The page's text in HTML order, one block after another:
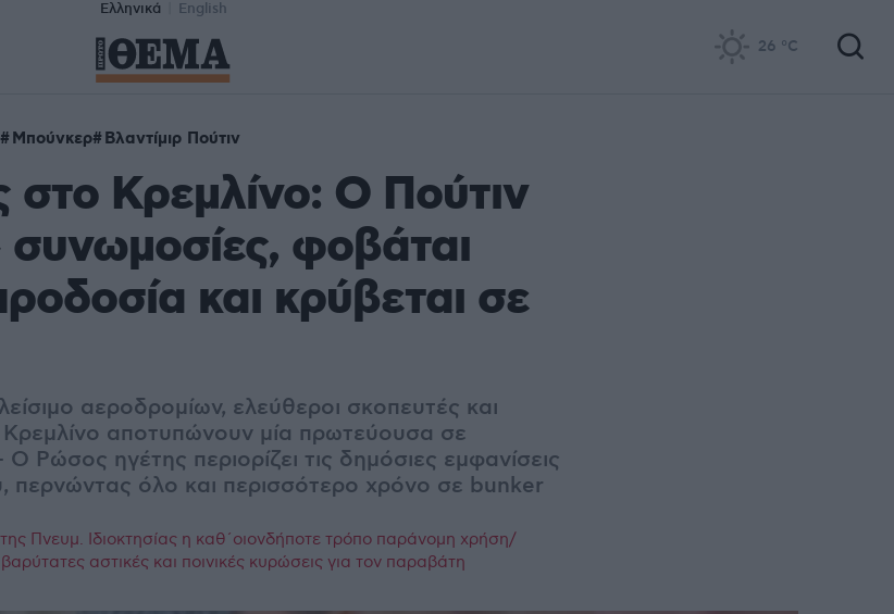
Ελληνικά English
26 °C
Μπούνκερ Βλαντίμιρ Πούτιν
Κρεμλίνο: O Πούτιν
συνωμοσίες, φοβάται
και κρύβεται σε
αεροδρομίων, ελεύθεροι σκοπευτές και
αποτυπώνουν μία πρωτεύουσα σε
Ρώσος ηγέτης περιορίζει τις δημόσιες εμφανίσεις
περνώντας όλο και περισσότερο χρόνο σε bunker
Πνευμ. Ιδιοκτησίας η καθ΄οιονδήποτε τρόπο παράνομη χρήση/
αστικές και ποινικές κυρώσεις για τον παραβάτη